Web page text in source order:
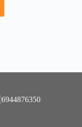
6944876350